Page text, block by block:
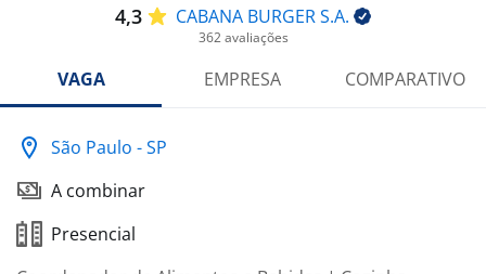
4,3 CABANA BURGERS.A.
362 avaliações
VAGA EMPRESA COMPARATIVO
São Paulo - SP
A combinar
Presencial